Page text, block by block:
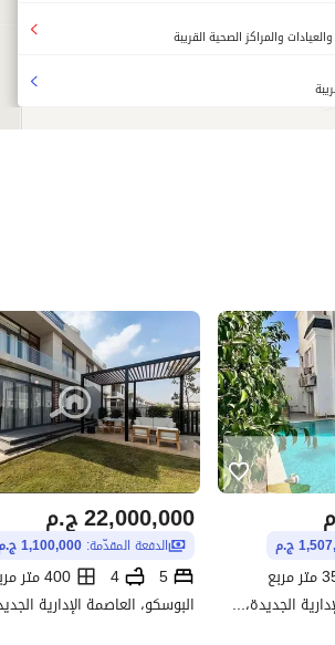
والمراكز الصحية القريبة
ج.م
ماونتن فيو، العاصمة الإدارية الجديدة، القاهرة
ج.م22,000,000
الدفعة المقدّمة: 1,100,000 ج.م
5
4 400 متر مربع